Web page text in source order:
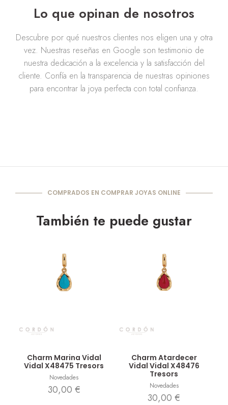
Lo que opinan de nosotros
Descubre por qué nuestros clientes nos eligen una y otra
vez. Nuestras reseñas en Google son testimonio de
nuestra dedicación a la excelencia y la satisfacción del
cliente. Confía en la transparencia de nuestras opiniones
para encontrar la joya perfecta con total confianza.
COMPRADOS EN COMPRAR JOYAS ONLINE
También te puede gustar
Charm Marina Vidal
Vidal X48475 Tresors
Novedades
30,00 €
Charm Atardecer
Vidal Vidal X48476
Tresors
Novedades
30,00€